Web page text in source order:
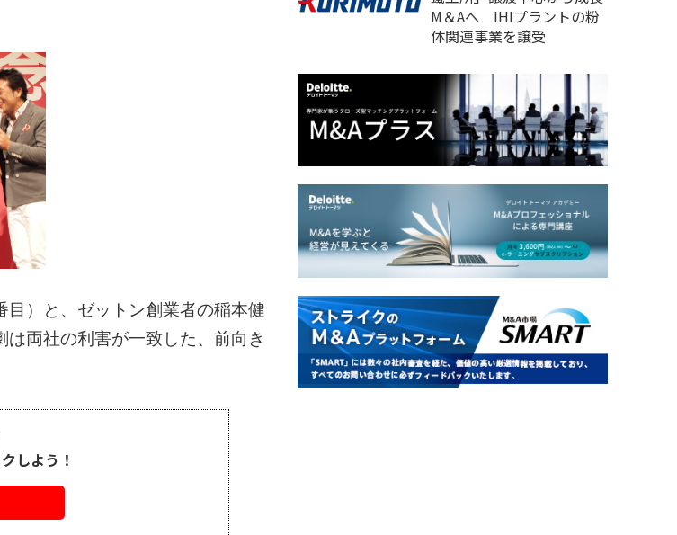
）と、ゼットン創業者の稲本健
両社の利害が一致した、前向き
しよう！
M＆Aへ IHIプラントの粉
体関連事業を譲受